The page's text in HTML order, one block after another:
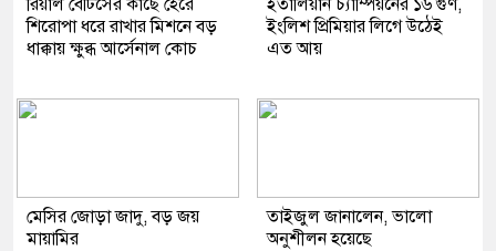
রিয়াল বেটিসের কাছে হেরে
শিরোপা ধরে রাখার মিশনে বড়
ধাক্কায় ক্ষুব্ধ আর্সেনাল কোচ
ইতালিয়ান চ্যাম্পিয়নের ১৬ গুণ,
ইংলিশ প্রিমিয়ার লিগে উঠেই
এত আয়
মেসির জোড়া জাদু, বড় জয়
মায়ামির
তাইজুল জানালেন, ভালো
অনুশীলন হয়েছে